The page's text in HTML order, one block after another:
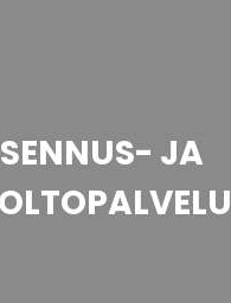
JA